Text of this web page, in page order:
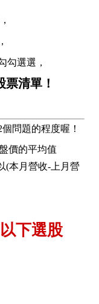
勾選選，
清單！
問題的程度喔！
價的平均值
(本月營收-上月營
下選股